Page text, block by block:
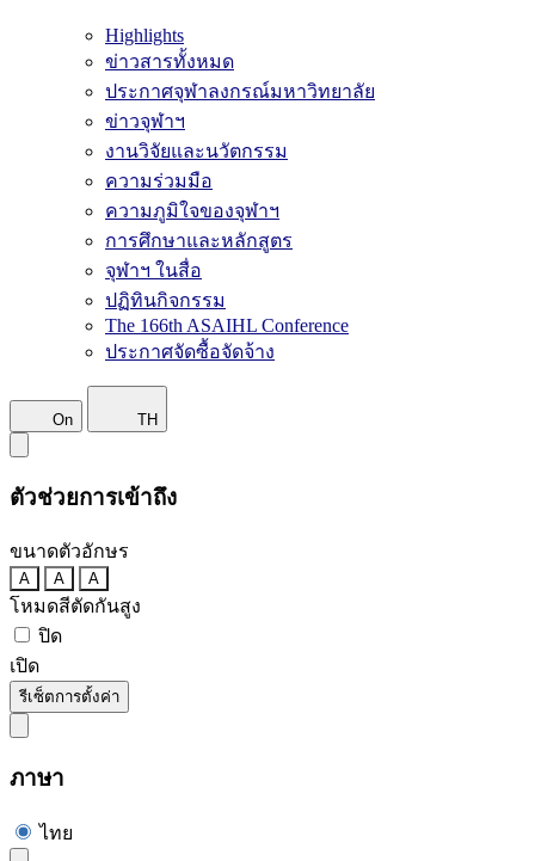
Highlights
ข่าวสารทั้งหมด
ประกาศจุฬาลงกรณ์มหาวิทยาลัย
ข่าวจุฬาฯ
งานวิจัยและนวัตกรรม
ความร่วมมือ
ความภูมิใจของจุฬาฯ
การศึกษาและหลักสูตร
จุฬาฯ ในสื่อ
ปฏิทินกิจกรรม
The 166th ASAIHL Conference
ประกาศจัดซื้อจัดจ้าง
On TH
ตัวช่วยการเข้าถึง
ขนาดตัวอักษร
A A A
โหมดสีตัดกันสูง
ปิด
เปิด
รีเซ็ตการตั้งค่า
ภาษา
ไทย